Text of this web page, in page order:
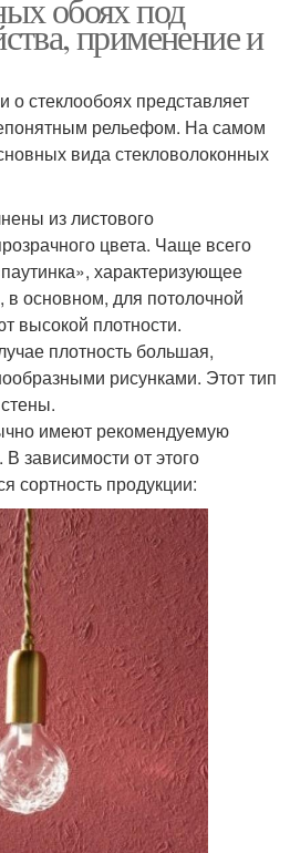
обоях под
применение и
стеклообоях представляет
рельефом. На самом
вида стекловолоконных
из листового
цвета. Чаще всего
характеризующее
в основном, для потолочной
высокой плотности.
плотность большая,
рисунками. Этот тип
имеют рекомендуемую
В зависимости от этого
сортность продукции: